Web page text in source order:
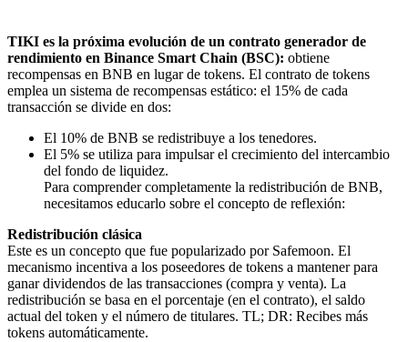
TIKI es la próxima evolución de un contrato generador de
rendimiento en Binance Smart Chain (BSC): obtiene
recompensas en BNB en lugar de tokens. El contrato de tokens
emplea un sistema de recompensas estático: el 15% de cada
transacción se divide en dos:
El 10% de BNB se redistribuye a los tenedores.
El 5% se utiliza para impulsar el crecimiento del intercambio
del fondo de liquidez.
Para comprender completamente la redistribución de BNB,
necesitamos educarlo sobre el concepto de reflexión:
Redistribución clásica
‍Este es un concepto que fue popularizado por Safemoon. El
mecanismo incentiva a los poseedores de tokens a mantener para
ganar dividendos de las transacciones (compra y venta). La
redistribución se basa en el porcentaje (en el contrato), el saldo
actual del token y el número de titulares. TL; DR: Recibes más
tokens automáticamente.